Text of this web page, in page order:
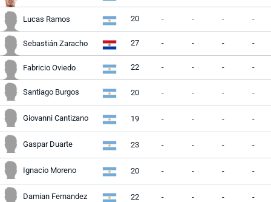
Lucas Ramos 20 - - - -
Sebastián Zaracho 27 - - - -
Fabricio Oviedo 22 - - - -
Santiago Burgos 20 - - - -
Giovanni Cantizano 19 - - - -
Gaspar Duarte 23 - - - -
Ignacio Moreno 20 - - - -
Damian Fernandez 22 - - - -